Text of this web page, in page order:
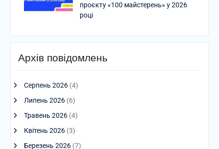
проєкту «100 майстерень» у 2026
році
Архів повідомлень
Серпень 2026(4)
Липень 2026(6)
Травень 2026(4)
Квітень 2026(3)
Березень 2026(7)